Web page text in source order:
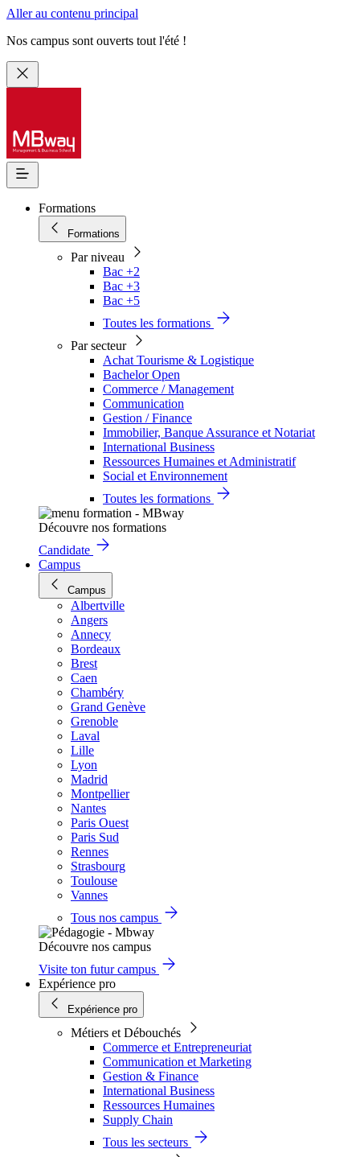
Aller au contenu principal
Nos campus sont ouverts tout l'été !
Formations
Formations
Par niveau
Bac +2
Bac +3
Bac +5
Toutes les formations
Par secteur
Achat Tourisme & Logistique
Bachelor Open
Commerce / Management
Communication
Gestion / Finance
Immobilier, Banque Assurance et Notariat
International Business
Ressources Humaines et Administratif
Social et Environnement
Toutes les formations
Découvre nos formations
Candidate
Campus
Campus
Albertville
Angers
Annecy
Bordeaux
Brest
Caen
Chambéry
Grand Genève
Grenoble
Laval
Lille
Lyon
Madrid
Montpellier
Nantes
Paris Ouest
Paris Sud
Rennes
Strasbourg
Toulouse
Vannes
Tous nos campus
Découvre nos campus
Visite ton futur campus
Expérience pro
Expérience pro
Métiers et Débouchés
Commerce et Entrepreneuriat
Communication et Marketing
Gestion & Finance
International Business
Ressources Humaines
Supply Chain
Tous les secteurs